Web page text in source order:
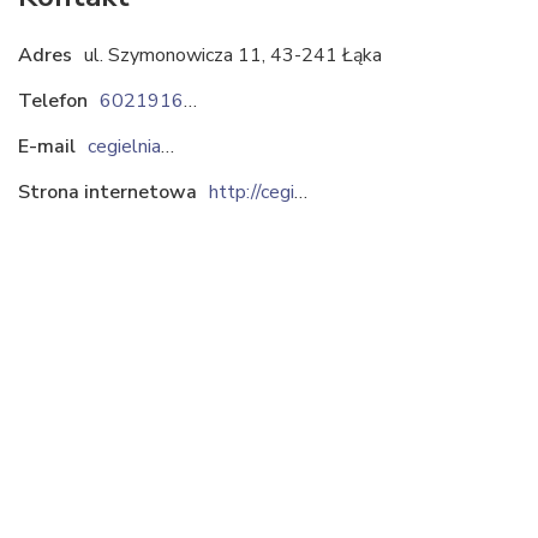
Adres ul. Szy­monow­icza 11, 43-241 Łąka
Telefon
602191605
E-mail
cegielnia@cegielnialaka.pl
Strona internetowa
http://cegielnialaka.pl